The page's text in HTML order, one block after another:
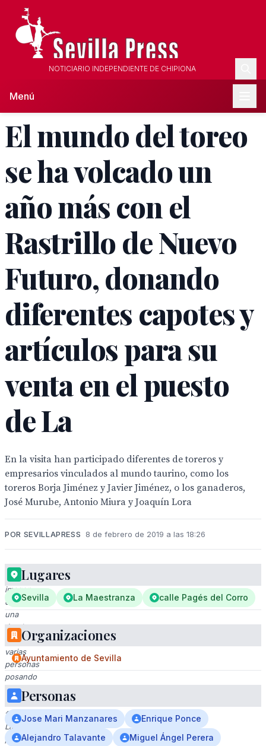
NOTICIARIO INDEPENDIENTE DE CHIPIONA
Menú
El mundo del toreo
se ha volcado un
año más con el
Rastrillo de Nuevo
Futuro, donando
diferentes capotes y
artículos para su
venta en el puesto
de La
En la visita han participado diferentes de toreros y
empresarios vinculados al mundo taurino, como los
toreros Borja Jiménez y Javier Jiménez, o los ganaderos,
José Murube, Antonio Miura y Joaquín Lora
POR SEVILLAPRESS 8 de febrero de 2019 a las 18:26
Una
imagen
de
una
tienda
con
varias
personas
posando
para
la
foto.
La
persona
Lugares
Sevilla La Maestranza calle Pagés del Corro
Organizaciones
Ayuntamiento de Sevilla
Personas
Jose Mari Manzanares
Enrique Ponce
Alejandro Talavante
Miguel Ángel Perera